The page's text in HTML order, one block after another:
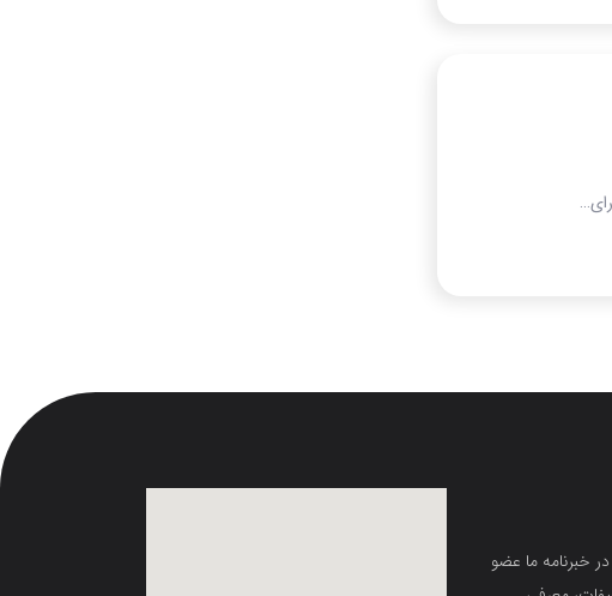
خبرنامه ما عضو